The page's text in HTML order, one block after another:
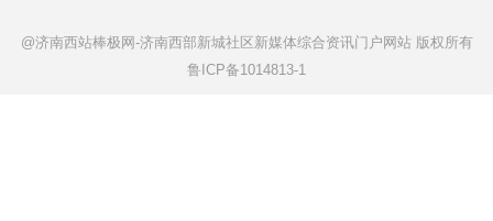
@济南西站棒极网-济南西部新城社区新媒体综合资讯门户网站版权所有
鲁ICP备1014813-1